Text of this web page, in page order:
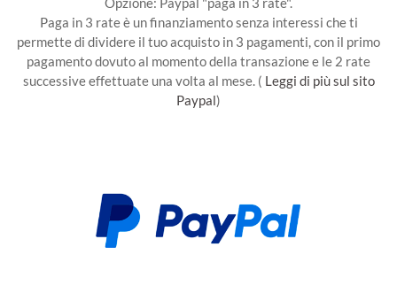
Paga in 3 rate è un finanziamento senza interessi che ti
permette di dividere il tuo acquisto in 3 pagamenti, con il primo
pagamento dovuto al momento della transazione e le 2 rate
successive effettuate una volta al mese. ( Leggi di più sul sito
Paypal)